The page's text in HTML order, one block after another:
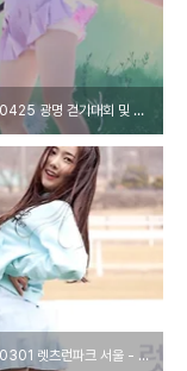
[CAM] 150425 광명 걷기대회 및 문화축제 - 여자친구 by epoxy
[CAM] 150301 렛츠런파크 서울 - 여자친구(신비) by PIERCE